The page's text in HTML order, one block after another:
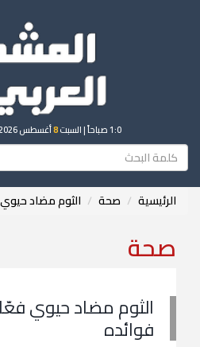
1:0 صباحاً | السبت8أغسطس 2026 م |
الرئيسية صحة الثوم مضاد
صحة
الثوم مضاد حيوي
فوائده